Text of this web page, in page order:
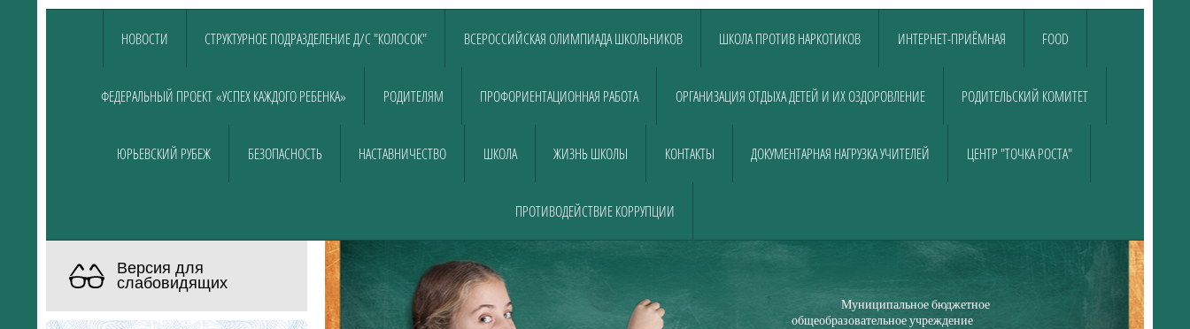
НОВОСТИ СТРУКТУРНОЕ ПОДРАЗДЕЛЕНИЕ Д/С "КОЛОСОК" ВСЕРОССИЙСКАЯ ОЛИМПИАДА ШКОЛЬНИКОВ ШКОЛА ПРОТИВ НАРКОТИКОВ ИНТЕРНЕТ-ПРИЁМНАЯ FOOD
ФЕДЕРАЛЬНЫЙ ПРОЕКТ «УСПЕХ КАЖДОГО РЕБЕНКА» РОДИТЕЛЯМ ПРОФОРИЕНТАЦИОННАЯ РАБОТА ОРГАНИЗАЦИЯ ОТДЫХА ДЕТЕЙ И ИХ ОЗДОРОВЛЕНИЕ РОДИТЕЛЬСКИЙ КОМИТЕТ
ЮРЬЕВСКИЙ РУБЕЖ БЕЗОПАСНОСТЬ НАСТАВНИЧЕСТВО ШКОЛА ЖИЗНЬ ШКОЛЫ КОНТАКТЫ ДОКУМЕНТАРНАЯ НАГРУЗКА УЧИТЕЛЕЙ ЦЕНТР "ТОЧКА РОСТА"
ПРОТИВОДЕЙСТВИЕ КОРРУПЦИИ
Версия для
слабовидящих
Муниципальное бюджетное
общеобразовательное учреждение